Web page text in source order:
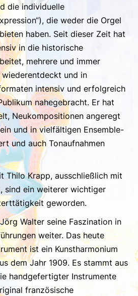
die individuelle
die weder die Orgel
haben. Seit dieser Zeit hat
in die historische
mehrere und immer
wiederentdeckt und in
intensiv und erfolgreich
nahegebracht. Er hat
Neukompositionen angeregt
und in vielfältigen Ensemble-
und auch Tonaufnahmen
Thilo Krapp, ausschließlich mit
sind ein weiterer wichtiger
geworden.
Walter seine Faszination in
weiter. Das heute
ist ein Kunstharmonium
dem Jahr 1909. Es stammt aus
handgefertigter Instrumente
französische